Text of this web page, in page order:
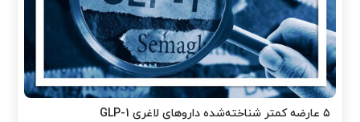
۵ عارضه کمتر شناخته‌شده داروهای لاغری GLP-1